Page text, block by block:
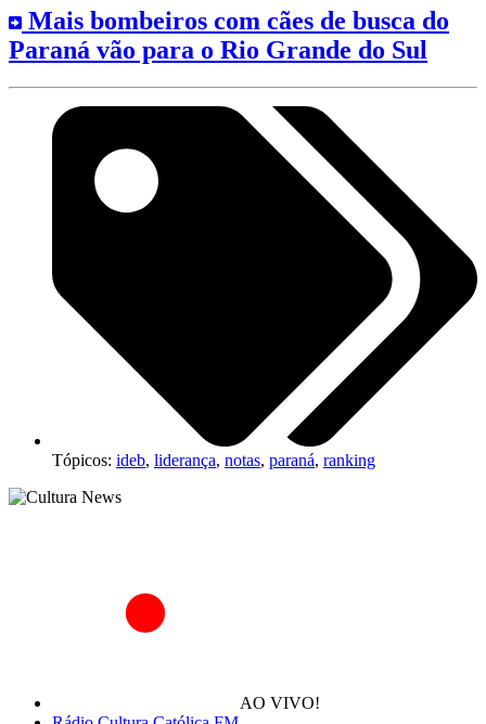
Mais bombeiros com cães de busca do
Paraná vão para o Rio Grande do Sul
Tópicos: ideb, liderança, notas, paraná, ranking
AO VIVO!